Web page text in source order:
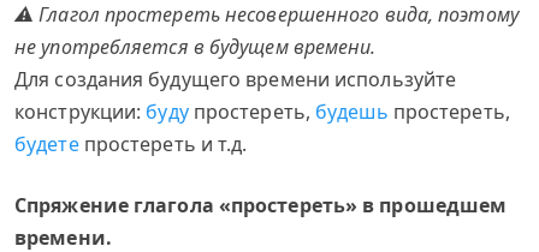
⚠ Глагол простереть несовершенного вида, поэтому
не употребляется в будущем времени.
Для создания будущего времени используйте
конструкции: будупростереть, будешь простереть,
будетепростереть и т.д.
Спряжение глагола «простереть» в прошедшем
времени.